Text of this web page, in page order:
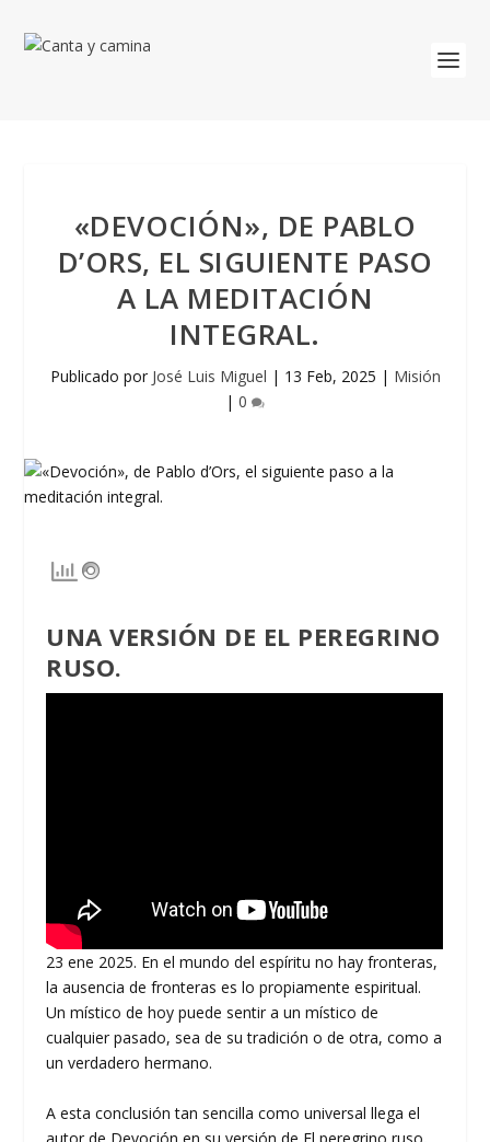
«DEVOCIÓN», DE PABLO
D’ORS, EL SIGUIENTE PASO
A LA MEDITACIÓN
INTEGRAL.
Publicado por José Luis Miguel | 13 Feb, 2025 | Misión
| 0
UNA VERSIÓN DE EL PEREGRINO
RUSO.
23 ene 2025. En el mundo del espíritu no hay fronteras,
la ausencia de fronteras es lo propiamente espiritual.
Un místico de hoy puede sentir a un místico de
cualquier pasado, sea de su tradición o de otra, como a
un verdadero hermano.
A esta conclusión tan sencilla como universal llega el
autor de Devoción en su versión de El peregrino ruso,